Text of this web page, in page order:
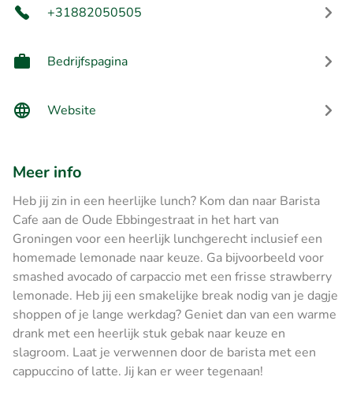
+31882050505
Bedrijfspagina
Website
Meer info
Heb jij zin in een heerlijke lunch? Kom dan naar Barista
Cafe aan de Oude Ebbingestraat in het hart van
Groningen voor een heerlijk lunchgerecht inclusief een
homemade lemonade naar keuze. Ga bijvoorbeeld voor
smashed avocado of carpaccio met een frisse strawberry
lemonade. Heb jij een smakelijke break nodig van je dagje
shoppen of je lange werkdag? Geniet dan van een warme
drank met een heerlijk stuk gebak naar keuze en
slagroom. Laat je verwennen door de barista met een
cappuccino of latte. Jij kan er weer tegenaan!